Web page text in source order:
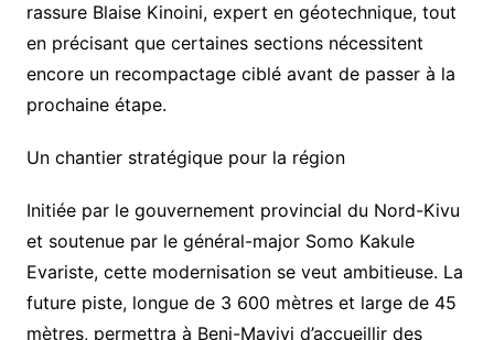
rassure Blaise Kinoini, expert en géotechnique, tout
en précisant que certaines sections nécessitent
encore un recompactage ciblé avant de passer à la
prochaine étape.
Un chantier stratégique pour la région
Initiée par le gouvernement provincial du Nord-Kivu
et soutenue par le général-major Somo Kakule
Evariste, cette modernisation se veut ambitieuse. La
future piste, longue de 3 600 mètres et large de 45
mètres, permettra à Beni-Mavivi d’accueillir des